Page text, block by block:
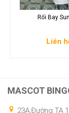
Rối Bay
Liên
MASCOT
23A,Đường TA